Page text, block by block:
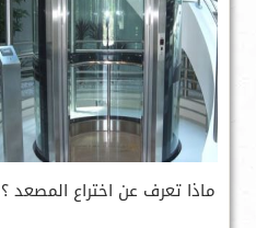
ماذا تعرف عن اختراع المصعد ؟